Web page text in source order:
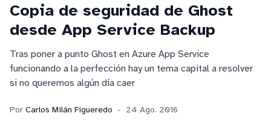
Copia de seguridad de Ghost
desde App Service Backup
Tras poner a punto Ghost en Azure App Service
funcionando a la perfección hay un tema capital a resolver
si no queremos algún día caer
Por Carlos Milán Figueredo 24 Ago. 2016